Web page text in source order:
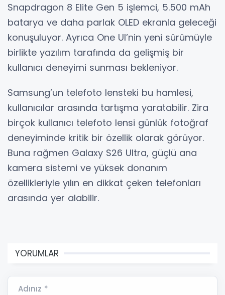
Snapdragon 8 Elite Gen 5 işlemci, 5.500 mAh
batarya ve daha parlak OLED ekranla geleceği
konuşuluyor. Ayrıca One UI’nin yeni sürümüyle
birlikte yazılım tarafında da gelişmiş bir
kullanıcı deneyimi sunması bekleniyor.
Samsung’un telefoto lensteki bu hamlesi,
kullanıcılar arasında tartışma yaratabilir. Zira
birçok kullanıcı telefoto lensi günlük fotoğraf
deneyiminde kritik bir özellik olarak görüyor.
Buna rağmen Galaxy S26 Ultra, güçlü ana
kamera sistemi ve yüksek donanım
özellikleriyle yılın en dikkat çeken telefonları
arasında yer alabilir.
YORUMLAR
Adınız *